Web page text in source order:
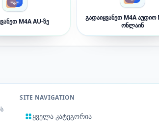
M4A AU-ზე
გადაიყვანეთ M4A აუდიო
ონლაინ
SITE NAVIGATION
ყველა კატეგორია